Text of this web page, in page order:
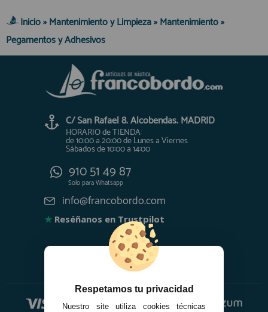
Inicio»Mantenimiento y Limpieza»Mantenimiento»
Pegamentos y Adhesivos
C/ San Rafael 8. Alcobendas. MADRID
HORARIO de TIENDA:
de 10:00 a 20:00 de Lunes a Viernes
Sábados de 10:00 a 14:00
910 51 49 87
Solo paraWhatsapp
info@francobordo.com
★ Reséñanos en Trustpilot
Respetamos tu privacidad
Nuestro site utiliza cookies técnicas